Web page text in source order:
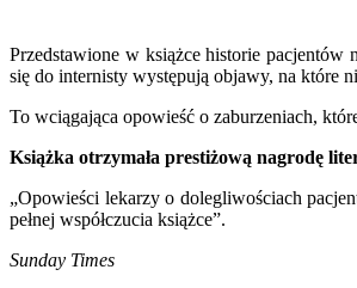
Przedstawione w książce historie pacjentów
się do internisty występują objawy, na które
To wciągająca opowieść o zaburzeniach,
Książka otrzymała prestiżową nagrodę
„Opowieści lekarzy o dolegliwościach
pełnej współczucia książce”.
Sunday Times